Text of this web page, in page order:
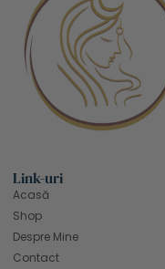
Link-uri
Acasă
Shop
Despre Mine
Contact